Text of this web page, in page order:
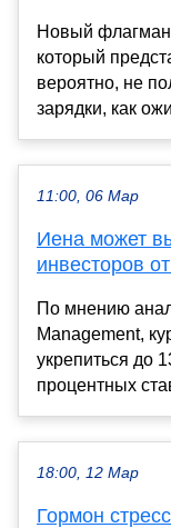
Новый
который
вероятно, не
зарядки, как
11:00, 06 Мар
Иена может
инвесторов
По мнению
Management,
укрепиться до
процентных
18:00, 12 Мар
Гормон